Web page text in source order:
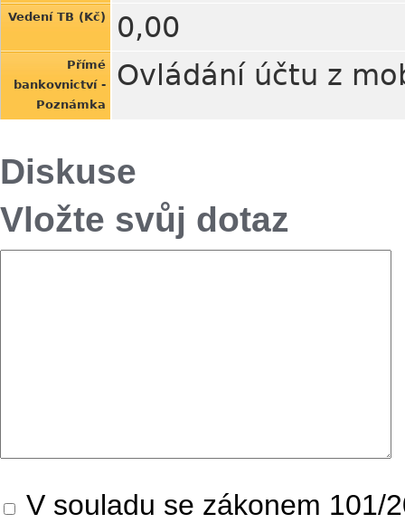
Vedení TB (Kč) 0,00
Přímé
bankovnictví -
Poznámka
Ovládání účtu z
Diskuse
Vložte svůj dotaz
V souladu se zákonem 101/